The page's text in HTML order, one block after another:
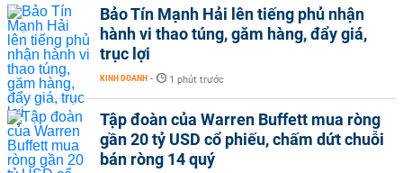
Bảo Tín Mạnh Hải lên tiếng phủ nhận
hành vi thao túng, găm hàng, đẩy giá,
trục lợi
KINH DOANH - 1 phút trước
Tập đoàn của Warren Buffett mua ròng
gần 20 tỷ USD cổ phiếu, chấm dứt chuỗi
bán ròng 14 quý